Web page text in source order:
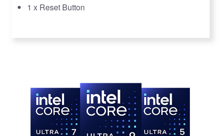
1 x Reset Button